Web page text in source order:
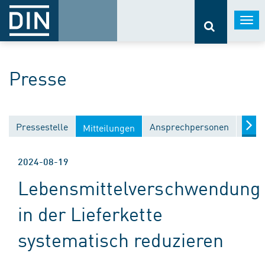
Presse
Pressestelle Mitteilungen Ansprechpersonen
2024-08-19
Lebensmittelverschwendung
​in der Lieferkette
systematisch ​reduzieren